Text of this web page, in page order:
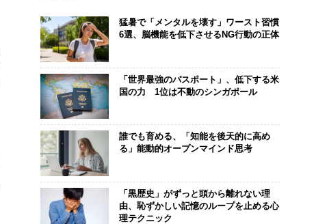
猛暑で「メンタルを壊す」ワースト習慣
6選、脳機能を低下させるNG行動の正体
「世界最強のパスポート」、低下する米
国の力 1位は不動のシンガポール
誰でも育める、「知能を後天的に高め
る」能動的オープンマインド思考
「黒歴史」がずっと頭から離れない理
由、恥ずかしい記憶のループを止める心
理テクニック